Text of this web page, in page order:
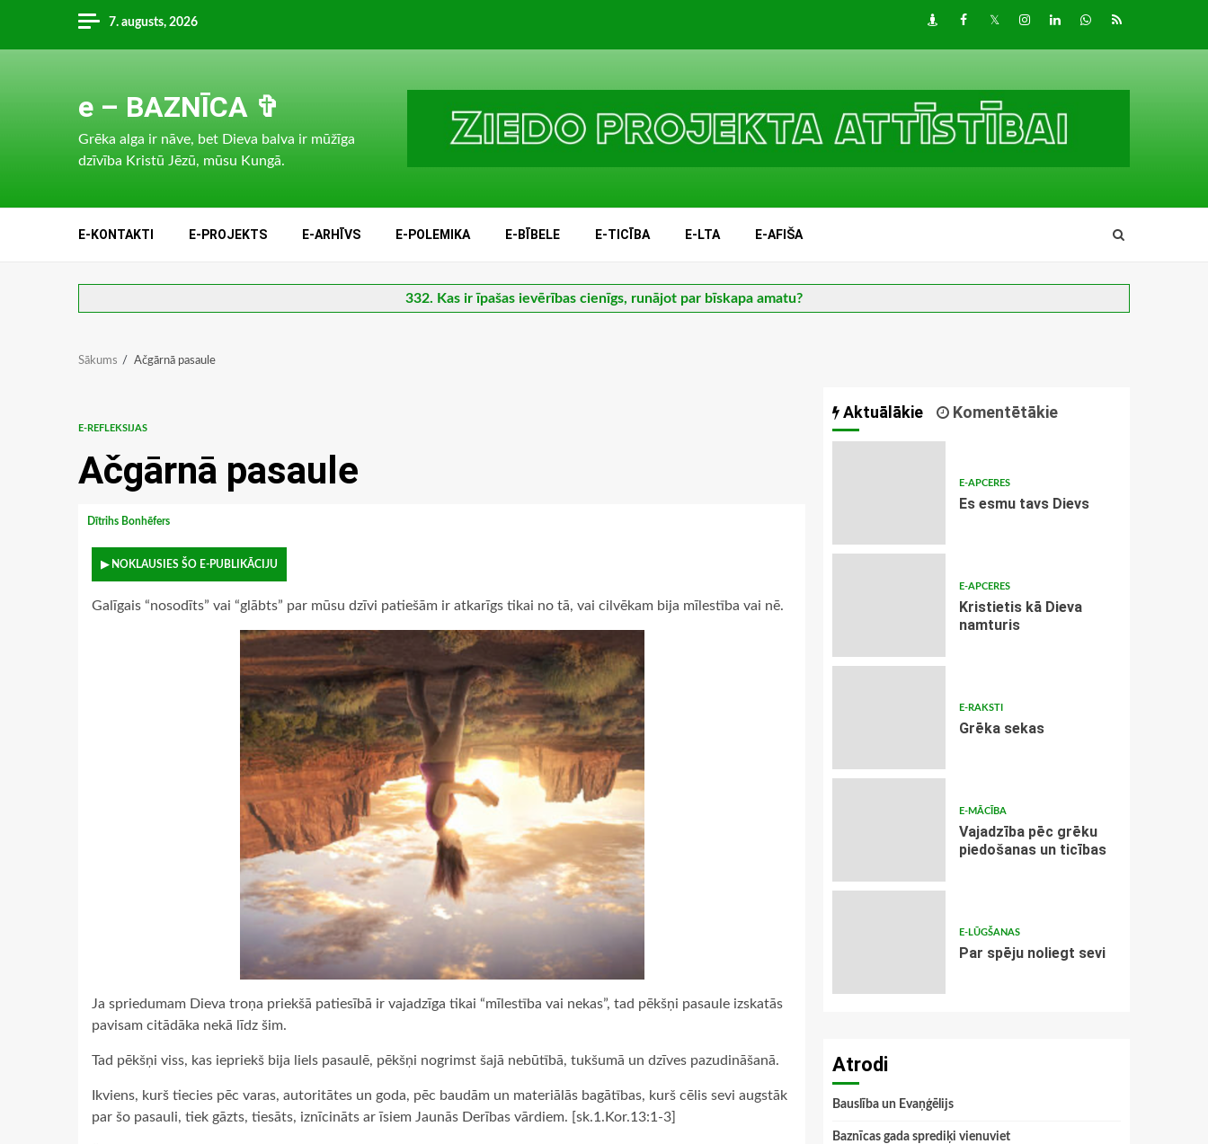
content
7. augusts, 2026 DraugiemFacebook
TwitterInstagram
LinkedInwhatsapp
RSS
e – BAZNĪCA ✞
Grēka alga ir nāve, bet Dieva balva ir mūžīga
dzīvība Kristū Jēzū, mūsu Kungā.
E-KONTAKTI E-PROJEKTS E-ARHĪVS E-POLEMIKA E-BĪBELE E-TICĪBA E-LTA E-AFIŠA
332. Kas ir īpašas ievērības cienīgs, runājot par bīskapa amatu?
Sākums Ačgārnā pasaule
E-REFLEKSIJAS
Ačgārnā pasaule
Dītrihs Bonhēfers
▶ NOKLAUSIES ŠO E-PUBLIKĀCIJU
Galīgais “nosodīts” vai “glābts” par mūsu dzīvi patiešām ir atkarīgs tikai no tā, vai cilvēkam bija mīlestība vai nē.
Ja spriedumam Dieva troņa priekšā patiesībā ir vajadzīga tikai “mīlestība vai nekas”, tad pēkšņi pasaule izskatās
pavisam citādāka nekā līdz šim.
Tad pēkšņi viss, kas iepriekš bija liels pasaulē, pēkšņi nogrimst šajā nebūtībā, tukšumā un dzīves pazudināšanā.
Ikviens, kurš tiecies pēc varas, autoritātes un goda, pēc baudām un materiālās bagātības, kurš cēlis sevi augstāk
par šo pasauli, tiek gāzts, tiesāts, iznīcināts ar īsiem Jaunās Derības vārdiem. [sk.1.Kor.13:1-3]
Aktuālākie Komentētākie
E-APCERES
Es esmu tavs Dievs
E-APCERES
Kristietis kā Dieva
namturis
E-RAKSTI
Grēka sekas
E-MĀCĪBA
Vajadzība pēc grēku
piedošanas un ticības
E-LŪGŠANAS
Par spēju noliegt sevi
Atrodi
Bauslība un Evaņģēlijs
Baznīcas gada sprediķi vienuviet